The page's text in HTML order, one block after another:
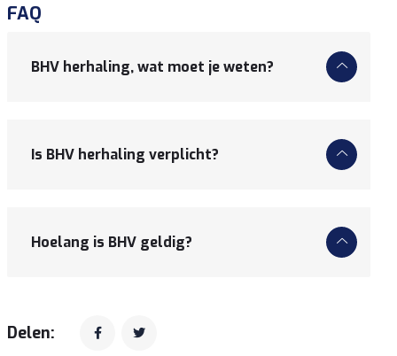
FAQ
BHV herhaling, wat moet je weten?
Is BHV herhaling verplicht?
Hoelang is BHV geldig?
Delen: